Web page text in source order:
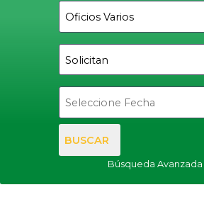
BUSCAR
Búsqueda Avanzada